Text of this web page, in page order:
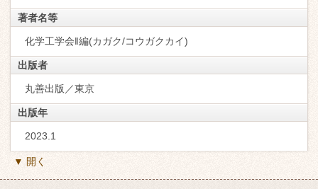
著者名等
化学工学会‖編(カガク/コウガクカイ)
出版者
丸善出版／東京
出版年
2023.1
▼ 開く